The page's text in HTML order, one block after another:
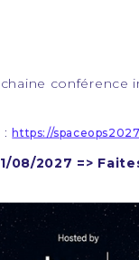
conférence
:https://
08/2027 =>